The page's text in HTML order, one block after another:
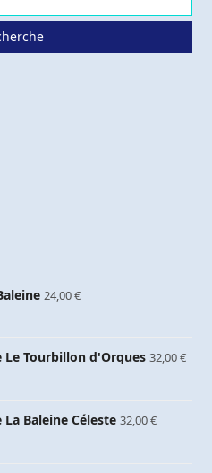
24,00€
Tourbillon d'Orques 32,00€
Baleine Céleste 32,00€